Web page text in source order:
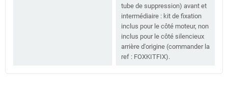
tube de suppression) avant et
intermédiaire : kit de fixation
inclus pour le côté moteur, non
inclus pour le côté silencieux
arrière d'origine (commander la
ref : FOXKITFIX).